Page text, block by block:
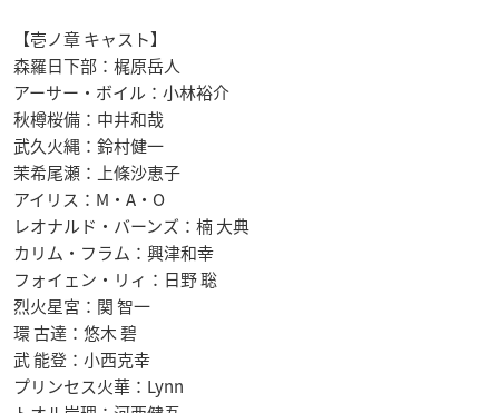
【壱ノ章 キャスト】
森羅日下部：梶原岳人
アーサー・ボイル：小林裕介
秋樽桜備：中井和哉
武久火縄：鈴村健一
茉希尾瀬：上條沙恵子
アイリス：M・A・O
レオナルド・バーンズ：楠 大典
カリム・フラム：興津和幸
フォイェン・リィ：日野 聡
烈火星宮：関 智一
環 古達：悠木 碧
武 能登：小西克幸
プリンセス火華：Lynn